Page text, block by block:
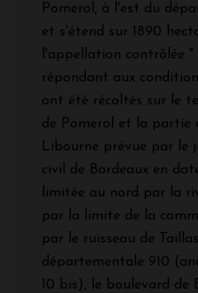
Pomerol, à l'est du
et s'étend sur 1890
l'appellation contrôlée "
répondant aux
ont été récoltés sur le
de Pomerol et la partie
Libourne prévue par le
civil de Bordeaux en
limitée au nord par la
par la limite de la
par le ruisseau de
départementale 910
10 bis), le boulevard de